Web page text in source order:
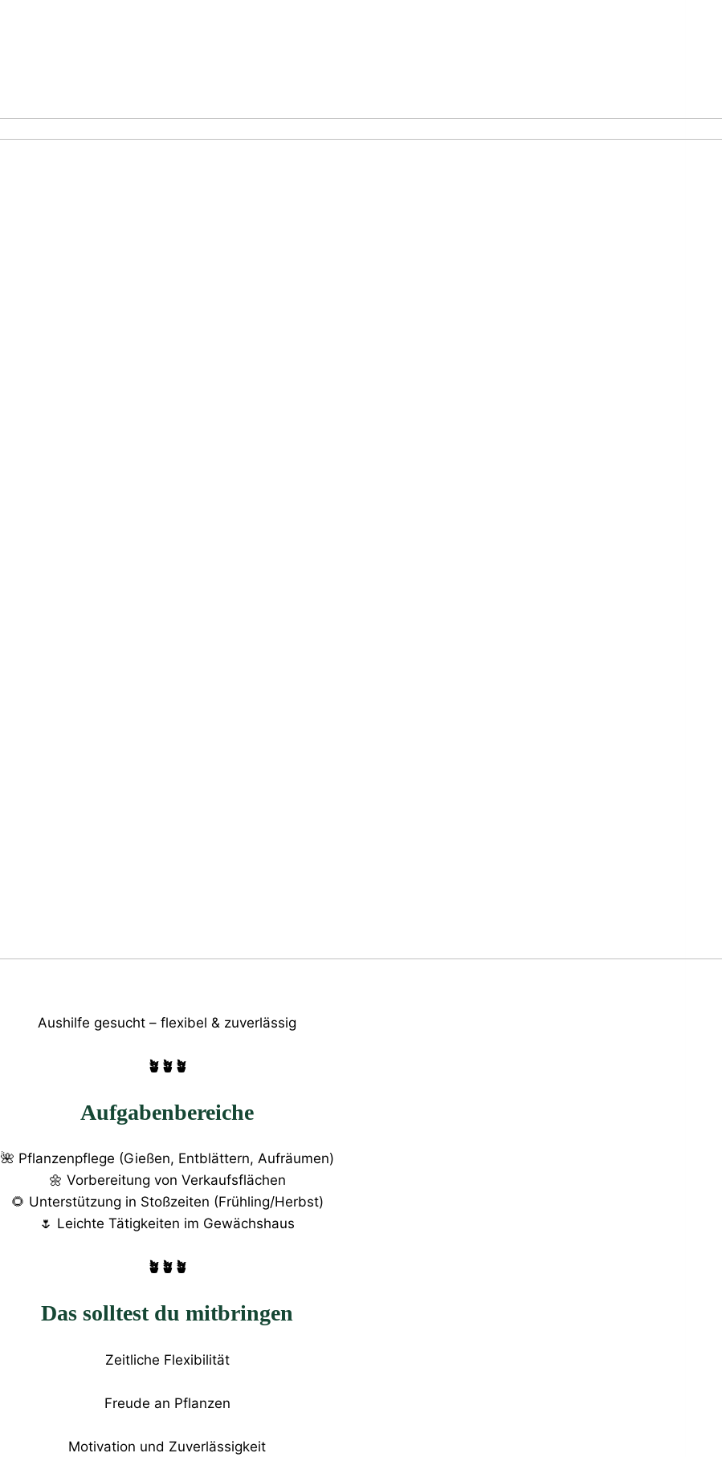
Aushilfe gesucht – flexibel & zuverlässig
🪴🪴🪴
Aufgabenbereiche
🌺 Pflanzenpflege (Gießen, Entblättern, Aufräumen)
🌼 Vorbereitung von Verkaufsflächen
🌻 Unterstützung in Stoßzeiten (Frühling/Herbst)
🌷 Leichte Tätigkeiten im Gewächshaus
🪴🪴🪴
Das solltest du mitbringen
Zeitliche Flexibilität
Freude an Pflanzen
Motivation und Zuverlässigkeit